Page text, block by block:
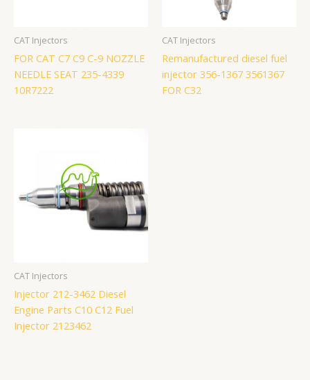
CAT Injectors
FOR CAT C7 C9 C-9 NOZZLE
NEEDLE SEAT 235-4339
10R7222
CAT Injectors
Remanufactured diesel fuel
injector 356-1367 3561367
FOR C32
CAT Injectors
Injector 212-3462 Diesel
Engine Parts C10 C12 Fuel
Injector 2123462